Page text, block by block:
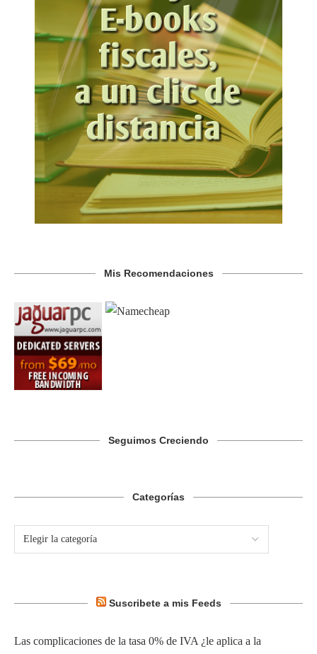
Mis Recomendaciones
Seguimos Creciendo
Categorías
Suscribete a mis Feeds
Las complicaciones de la tasa 0% de IVA ¿le aplica a la